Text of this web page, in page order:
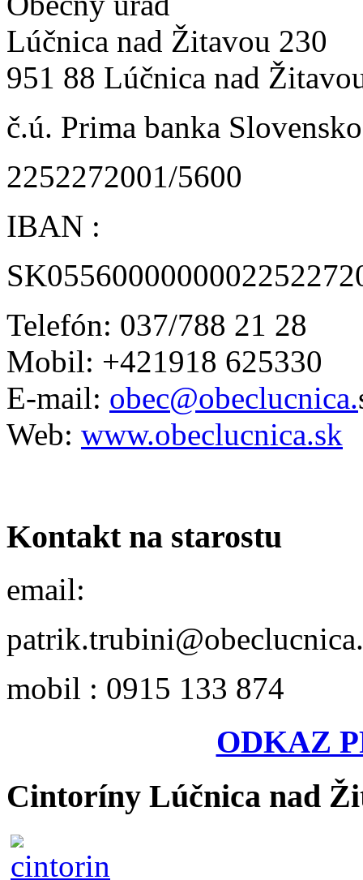
Lúčnica nad Žitavou 230
951 88 Lúčnica nad
č.ú. Prima banka
2252272001/5600
IBAN :
Telefón: 037/788 21 28
Mobil: +421918 625330
E-mail: obec@obeclucnica.
Web: www.obeclucnica.sk
Kontakt na starostu
email:
mobil : 0915 133 874
ODKAZ
Cintoríny Lúčnica nad